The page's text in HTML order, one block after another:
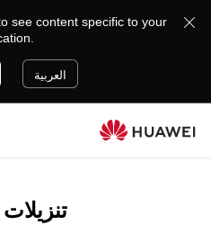
List
see content specific to your
العربية